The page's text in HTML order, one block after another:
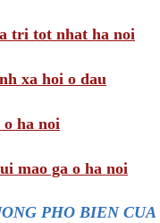
tri tot nhat ha noi
xa hoi o dau
o ha noi
mao ga o ha noi
PHO BIEN